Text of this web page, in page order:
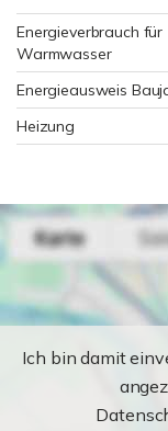
Energieverbrauch für
Warmwasser
Energieausweis
Heizung
Ich bin damit